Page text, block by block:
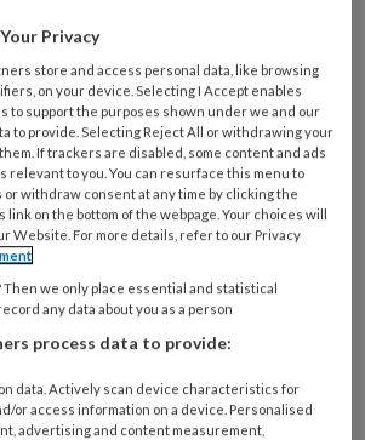
wordt Nederland
misstanden in de
Denk aan de mishandeling bij
Dordrecht, die aan het licht
en
Jan B., die al maanden voor
op non-actief werd
kon doorwerken in de
Lees verder >>
Privacy
store and access personal data, like browsing
on your device. Selecting I Accept enables
to support the purposes shown under we and our
to provide. Selecting Reject All or withdrawing your
If trackers are disabled, some content and ads
relevant to you. You can resurface this menu to
or withdraw consent at any time by clicking the
link on the bottom of the webpage. Your choices will
Website. For more details, refer to our Privacy
we only place essential and statistical
any data about you as a person
process data to provide:
data. Actively scan device characteristics for
or access information on a device. Personalised
advertising and content measurement,